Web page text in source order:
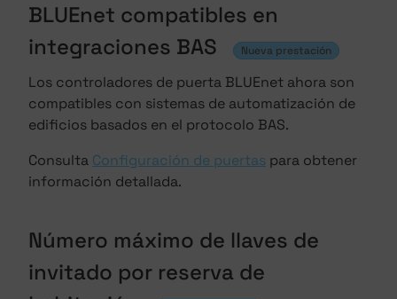
BLUEnet compatibles en
integraciones BAS
Nueva prestación
Los controladores de puerta BLUEnet ahora son
compatibles con sistemas de automatización de
edificios basados en el protocolo BAS.
Consulta Configuración de puertas para obtener
información detallada.
Número máximo de llaves de
invitado por reserva de